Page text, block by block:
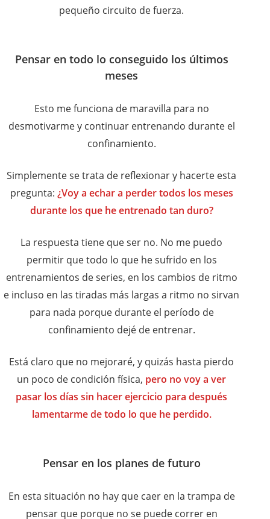
pequeño circuito de fuerza.
Pensar en todo lo conseguido los últimos
meses
Esto me funciona de maravilla para no
desmotivarme y continuar entrenando durante el
confinamiento.
Simplemente se trata de reflexionar y hacerte esta
pregunta: ¿Voy a echar a perder todos los meses
durante los que he entrenado tan duro?
La respuesta tiene que ser no. No me puedo
permitir que todo lo que he sufrido en los
entrenamientos de series, en los cambios de ritmo
e incluso en las tiradas más largas a ritmo no sirvan
para nada porque durante el período de
confinamiento dejé de entrenar.
Está claro que no mejoraré, y quizás hasta pierdo
un poco de condición física, pero no voy a ver
pasar los días sin hacer ejercicio para después
lamentarme de todo lo que he perdido.
Pensar en los planes de futuro
En esta situación no hay que caer en la trampa de
pensar que porque no se puede correr en